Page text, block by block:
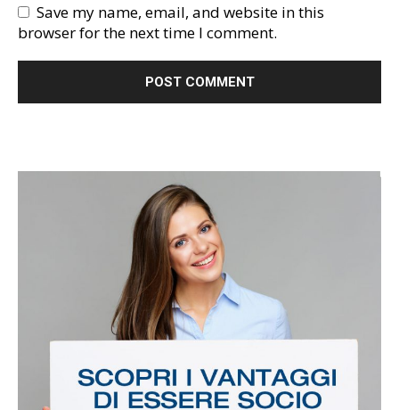
Save my name, email, and website in this
browser for the next time I comment.